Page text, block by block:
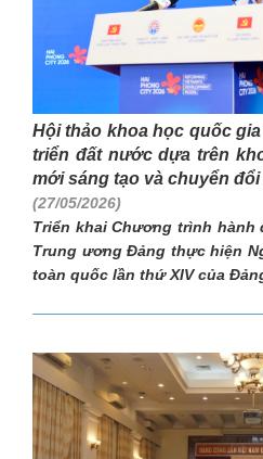
Hội thảo khoa học quốc
triển đất nước dựa trên
mới sáng tạo và chuyển đổi
(27/05/2026)
Triển khai Chương trình hành
Trung ương Đảng thực hiện
toàn quốc lần thứ XIV của